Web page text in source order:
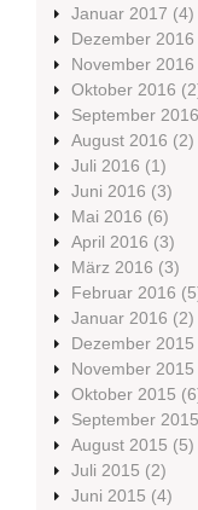
Januar 2017 (4)
Dezember 2016
November 2016
Oktober 2016
September 2016
August 2016 (2)
Juli 2016 (1)
Juni 2016 (3)
Mai 2016 (6)
April 2016 (3)
März 2016 (3)
Februar 2016
Januar 2016 (2)
Dezember 2015
November 2015
Oktober 2015
September 2015
August 2015 (5)
Juli 2015 (2)
Juni 2015 (4)